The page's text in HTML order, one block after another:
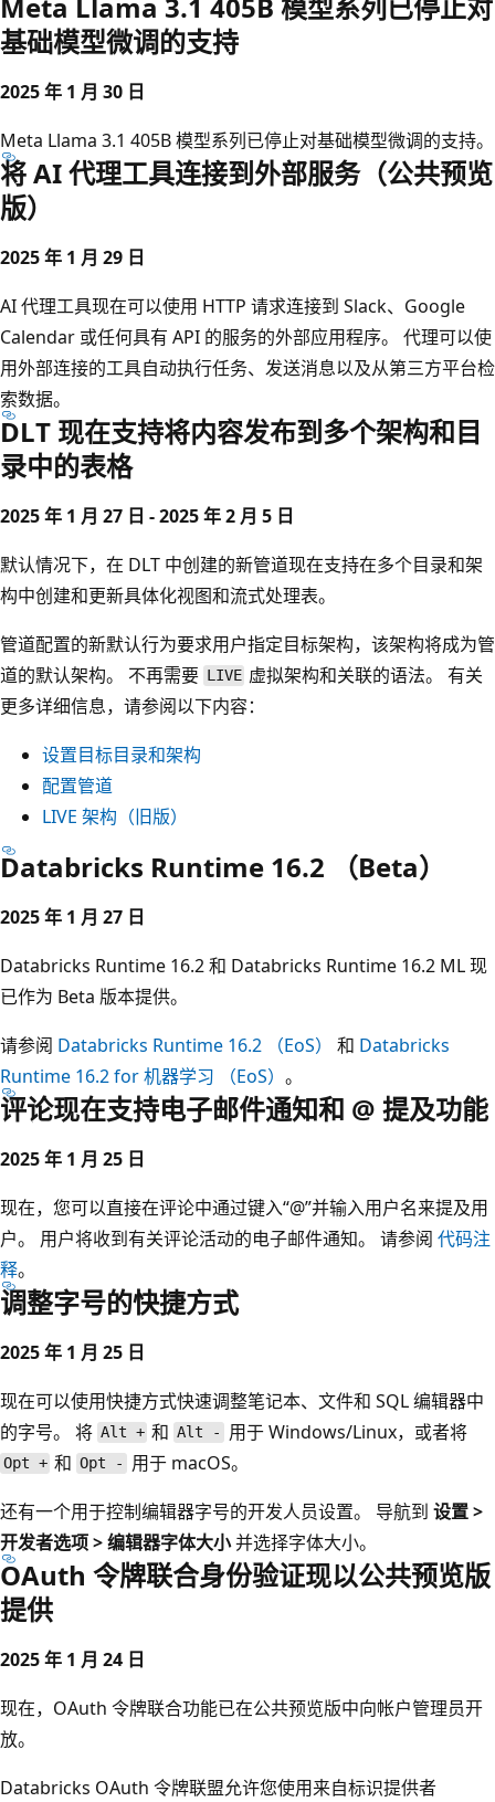
基础模型微调的支持
2025 年 1 月 30 日
Meta Llama 3.1 405B 模型系列已停止对基础模型微调的支持。
将 AI 代理工具连接到外部服务（公共预览
版）
2025 年 1 月 29 日
AI 代理工具现在可以使用 HTTP 请求连接到 Slack、Google
Calendar 或任何具有 API 的服务的外部应用程序。 代理可以使
用外部连接的工具自动执行任务、发送消息以及从第三方平台检
索数据。
DLT 现在支持将内容发布到多个架构和目
录中的表格
2025 年 1 月 27 日 - 2025 年 2 月 5 日
默认情况下，在 DLT 中创建的新管道现在支持在多个目录和架
构中创建和更新具体化视图和流式处理表。
管道配置的新默认行为要求用户指定目标架构，该架构将成为管
道的默认架构。 不再需要 LIVE 虚拟架构和关联的语法。 有关
更多详细信息，请参阅以下内容：
设置目标目录和架构
配置管道
LIVE 架构（旧版）
Databricks Runtime 16.2 （Beta）
2025 年 1 月 27 日
Databricks Runtime 16.2 和 Databricks Runtime 16.2 ML 现
已作为 Beta 版本提供。
请参阅 Databricks Runtime 16.2 （EoS） 和 Databricks
Runtime 16.2 for 机器学习 （EoS） 。
评论现在支持电子邮件通知和 @ 提及功能
2025 年 1 月 25 日
现在，您可以直接在评论中通过键入“@”并输入用户名来提及用
户。 用户将收到有关评论活动的电子邮件通知。 请参阅 代码注
释。
调整字号的快捷方式
2025 年 1 月 25 日
现在可以使用快捷方式快速调整笔记本、文件和 SQL 编辑器中
的字号。 将 Alt + 和Alt - 用于 Windows/Linux，或者将
Opt + 和Opt - 用于 macOS。
还有一个用于控制编辑器字号的开发人员设置。 导航到 设置 >
开发者选项 > 编辑器字体大小并选择字体大小。
OAuth 令牌联合身份验证现以公共预览版
提供
2025 年 1 月 24 日
现在，OAuth 令牌联合功能已在公共预览版中向帐户管理员开
放。
Databricks OAuth 令牌联盟允许您使用来自标识提供者